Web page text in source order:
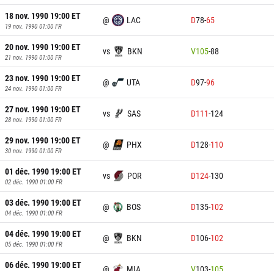
18 nov. 1990 19:00ET
19 nov. 1990 01:00 FR
@ LAC D78-65
20 nov. 1990 19:00ET
21 nov. 1990 01:00 FR
vs BKN V105-88
23 nov. 1990 19:00ET
24 nov. 1990 01:00 FR
@ UTA D97-96
27 nov. 1990 19:00ET
28 nov. 1990 01:00 FR
vs SAS D111-124
29 nov. 1990 19:00ET
30 nov. 1990 01:00 FR
@ PHX D128-110
01 déc. 1990 19:00ET
02 déc. 1990 01:00 FR
vs POR D124-130
03 déc. 1990 19:00ET
04 déc. 1990 01:00 FR
@ BOS D135-102
04 déc. 1990 19:00ET
05 déc. 1990 01:00 FR
@ BKN D106-102
06 déc. 1990 19:00ET